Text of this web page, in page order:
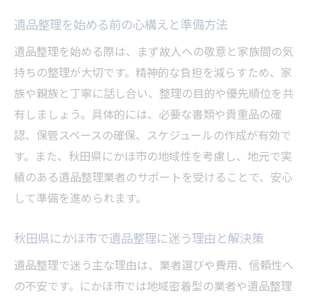
知識
信頼できる遺品整理業者の見分け方とは
遺品整理士資格の有無が安心感につながる
理由
口コミや評判が遺品整理業者選びで重要な
理由
遺品整理業者の対応力と柔軟性のチェック
方法
べき点
遺品整理における地域密着業者のメリット
遺品整理の費用相場を秋田県にかほ市で調査
遺品整理を始める前の心構えと準備方法
遺品整理を始める際は、まず故人への敬意と家族間の気
持ちの整理が大切です。精神的な負担を減らすため、家
族や親族と丁寧に話し合い、整理の目的や優先順位を共
有しましょう。具体的には、必要な書類や貴重品の確
認、保管スペースの確保、スケジュールの作成が有効で
す。また、秋田県にかほ市の地域性を考慮し、地元で実
績のある遺品整理業者のサポートを受けることで、安心
して準備を進められます。
秋田県にかほ市で遺品整理に迷う理由と解決策
遺品整理で迷う主な理由は、業者選びや費用、信頼性へ
の不安です。にかほ市では地域密着型の業者や遺品整理